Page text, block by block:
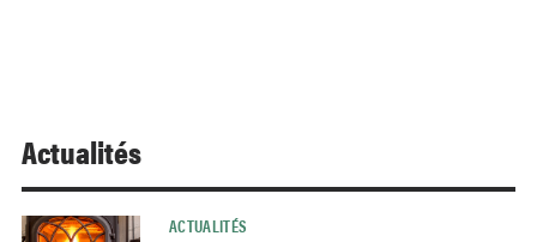
Actualités
ACTUALITÉS